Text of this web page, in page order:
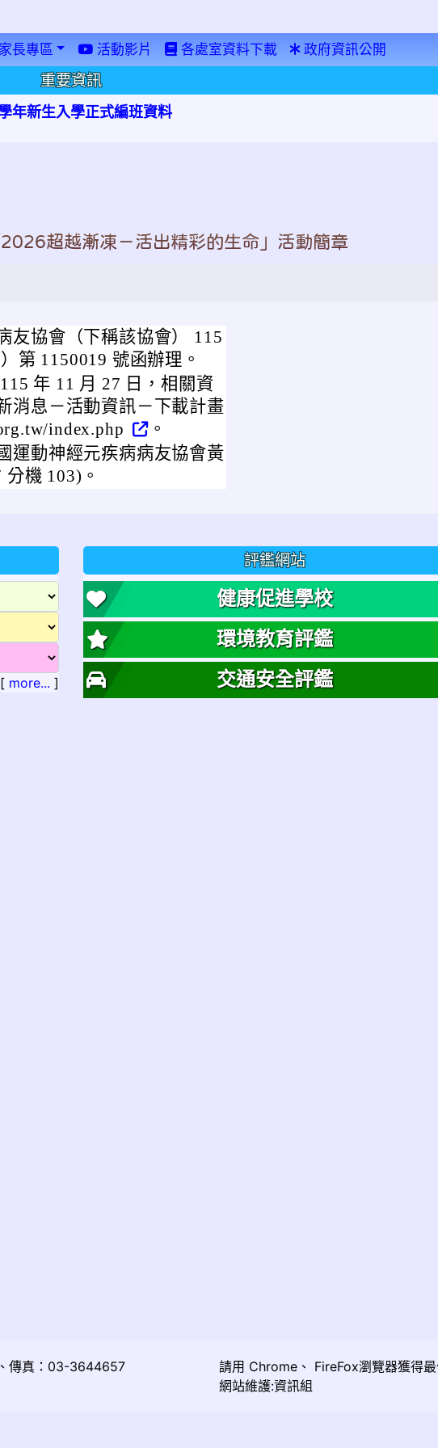
長專區 活動影片 各處室資料下載 政府資訊公開
重要資訊
年新生入學正式編班資料
超越漸凍－活出精彩的生命」活動簡章
友協會（下稱該協會） 115
第 1150019 號函辦理。
年 11 月 27 日，相關資
消息－活動資訊－下載計畫
index.php
。
運動神經元疾病病友協會黃
機 103)。
[ more... ]
評鑑網站
健康促進學校
環境教育評鑑
交通安全評鑑
傳真：03-3644657
請用 Chrome 、 FireFox瀏覽器獲得
網站維護:資訊組